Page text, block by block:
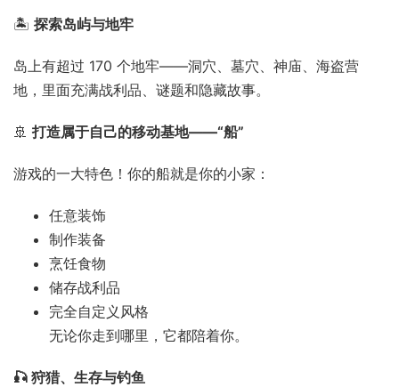
🏝️ 探索岛屿与地牢
岛上有超过 170 个地牢——洞穴、墓穴、神庙、海盗营
地，里面充满战利品、谜题和隐藏故事。
🚢 打造属于自己的移动基地——“船”
游戏的一大特色！你的船就是你的小家：
任意装饰
制作装备
烹饪食物
储存战利品
完全自定义风格
无论你走到哪里，它都陪着你。
🎣 狩猎、生存与钓鱼